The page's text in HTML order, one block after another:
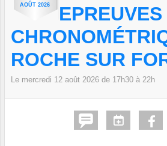
AOÛT 2026
EPREUVES
ROCHE SUR
Le mercredi 12 août 2026 de 17h30 à 22h